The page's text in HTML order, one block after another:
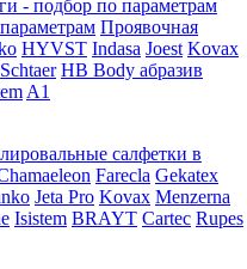
- подбор по параметрам
Проявочная
HYVST Indasa Joest Kovax
Schtaer HB Body абразив
A1
салфетки в
Farecla Gekatex
Jeta Pro Kovax Menzerna
Isistem BRAYT Cartec Rupes